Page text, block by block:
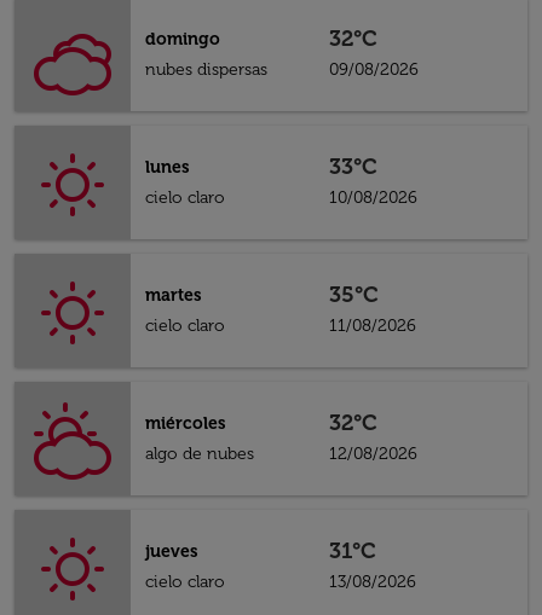
domingo
nubes dispersas
32°C
09/08/2026
lunes
cielo claro
33°C
10/08/2026
martes
cielo claro
35°C
11/08/2026
miércoles
algo de nubes
32°C
12/08/2026
jueves
cielo claro
31°C
13/08/2026